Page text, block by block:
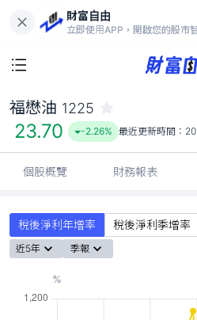
財富自由
立即使用APP，開啟您的股市
23.70
-2.26%
福懋油 1225
23.70 -2.26% 最近更新時間：
個股概覽 財務報表
稅後淨利年增率 稅後淨利季增率
近5年 季報